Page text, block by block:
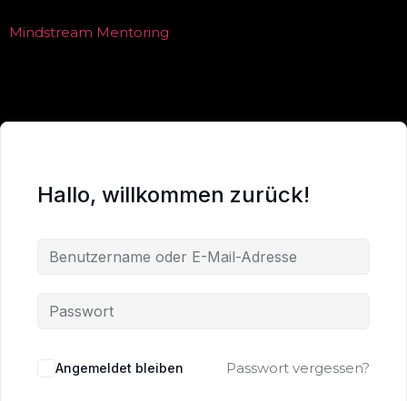
Mindstream Mentoring
Hallo, willkommen zurück!
Angemeldet bleiben Passwort vergessen?